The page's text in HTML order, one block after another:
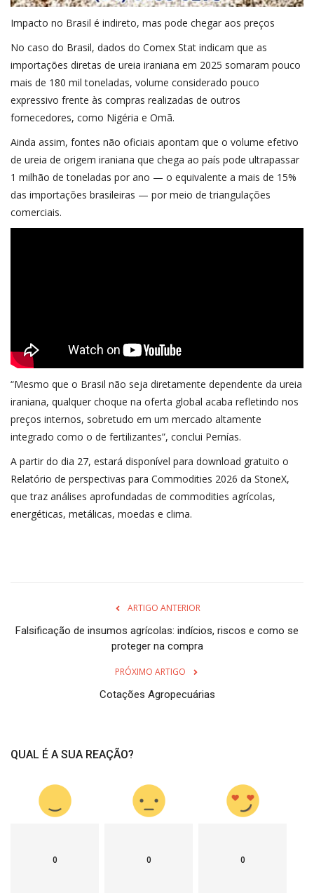
Impacto no Brasil é indireto, mas pode chegar aos preços
No caso do Brasil, dados do Comex Stat indicam que as
importações diretas de ureia iraniana em 2025 somaram pouco
mais de 180 mil toneladas, volume considerado pouco
expressivo frente às compras realizadas de outros
fornecedores, como Nigéria e Omã.
Ainda assim, fontes não oficiais apontam que o volume efetivo
de ureia de origem iraniana que chega ao país pode ultrapassar
1 milhão de toneladas por ano — o equivalente a mais de 15%
das importações brasileiras — por meio de triangulações
comerciais.
“Mesmo que o Brasil não seja diretamente dependente da ureia
iraniana, qualquer choque na oferta global acaba refletindo nos
preços internos, sobretudo em um mercado altamente
integrado como o de fertilizantes”, conclui Pernías.
A partir do dia 27, estará disponível para download gratuito o
Relatório de perspectivas para Commodities 2026 da StoneX,
que traz análises aprofundadas de commodities agrícolas,
energéticas, metálicas, moedas e clima.
ARTIGO ANTERIOR
Falsificação de insumos agrícolas: indícios, riscos e como se
proteger na compra
PRÓXIMO ARTIGO
Cotações Agropecuárias
QUAL É A SUA REAÇÃO?
0 0 0